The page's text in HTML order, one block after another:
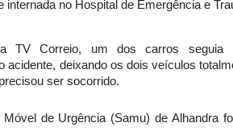
internada no Hospital de Emergência e
TV Correio, um dos carros seguia
acidente, deixando os dois veículos
ser socorrido.
de Urgência (Samu) de Alhandra